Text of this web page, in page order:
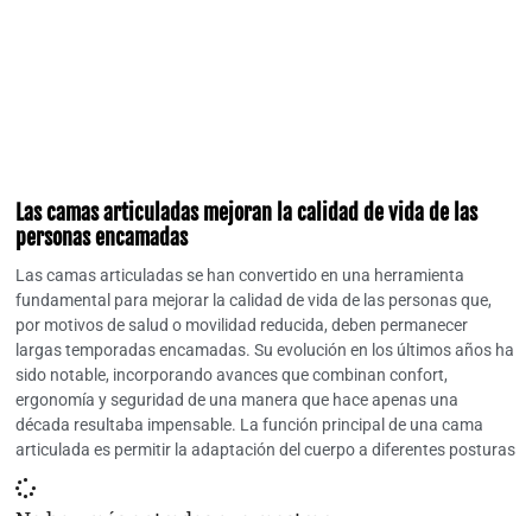
Las camas articuladas mejoran la calidad de vida de las
personas encamadas
Las camas articuladas se han convertido en una herramienta
fundamental para mejorar la calidad de vida de las personas que,
por motivos de salud o movilidad reducida, deben permanecer
largas temporadas encamadas. Su evolución en los últimos años ha
sido notable, incorporando avances que combinan confort,
ergonomía y seguridad de una manera que hace apenas una
década resultaba impensable. La función principal de una cama
articulada es permitir la adaptación del cuerpo a diferentes posturas